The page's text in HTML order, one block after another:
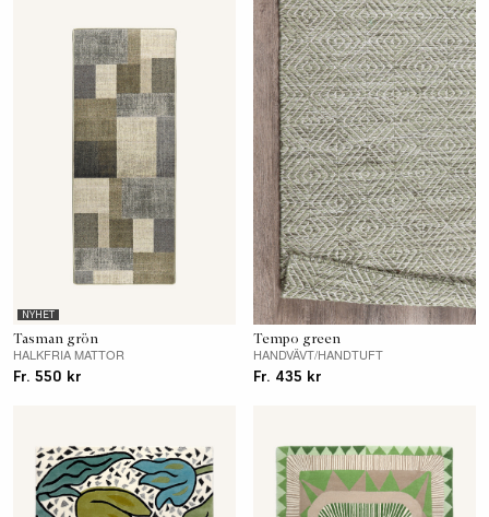
NYHET
Tasman grön
HALKFRIA MATTOR
Fr. 550 kr
Tempo green
HANDVÄVT/HANDTUFT
Fr. 435 kr